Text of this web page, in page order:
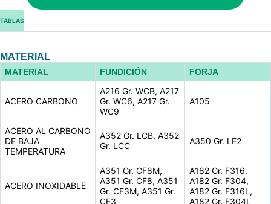
TABLAS
MATERIAL
MATERIAL FUNDICIÓN FORJA
ACERO CARBONO
A216 Gr. WCB, A217
Gr. WC6, A217 Gr.
WC9
A105
ACERO AL CARBONO
DE BAJA
TEMPERATURA
A352 Gr. LCB, A352
Gr. LCC
A350 Gr. LF2
ACERO INOXIDABLE
A351 Gr. CF8M,
A351 Gr. CF8, A351
Gr. CF3M, A351 Gr.
CF3
A182 Gr. F316,
A182 Gr. F304,
A182 Gr. F316L,
A182 Gr. F304L